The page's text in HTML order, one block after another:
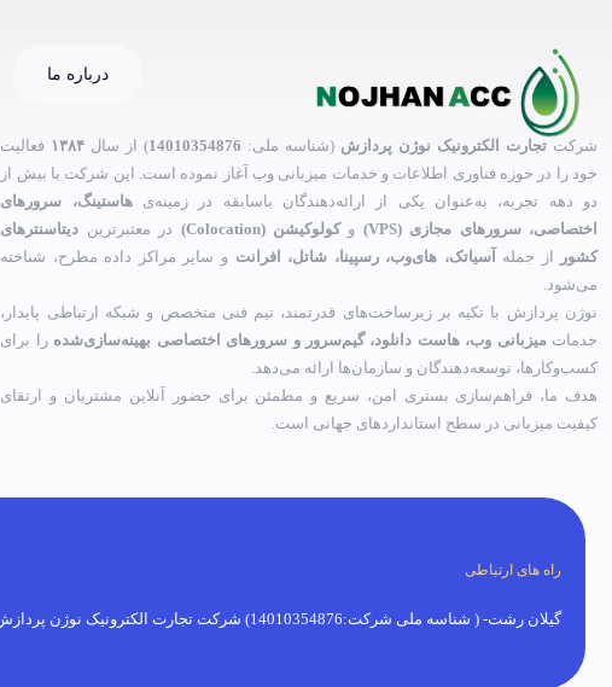
درباره ما
شرکت تجارت الکترونیک نوژن پردازش (شناسه ملی: 14010354876) از سال ۱۳۸۴ فعالیت
خود را در حوزه فناوری اطلاعات و خدمات میزبانی وب آغاز نموده است. این شرکت با بیش از
دو دهه تجربه، به‌عنوان یکی از ارائه‌دهندگان باسابقه در زمینه‌یهاستینگ، سرورهای
اختصاصی، سرورهای مجازی (VPS)
وکولوکیشن (Colocation) در معتبرترین دیتاسنترهای
کشور
از جمله آسیاتک، های‌وب، رسپینا، شاتل، افرانت و سایر مراکز داده مطرح، شناخته
می‌شود.
نوژن پردازش با تکیه بر زیرساخت‌های قدرتمند، تیم فنی متخصص و شبکه ارتباطی پایدار،
خدماتمیزبانی وب، هاست دانلود، گیم‌سرور و سرورهای اختصاصی بهینه‌سازی‌شده را برای
کسب‌وکارها، توسعه‌دهندگان و سازمان‌ها ارائه می‌دهد.
هدف ما، فراهم‌سازی بستری امن، سریع و مطمئن برای حضور آنلاین مشتریان و ارتقای
کیفیت میزبانی در سطح استانداردهای جهانی است.
راه های ارتباطی
گیلان رشت- ( شناسه ملی شرکت:14010354876) شرکت تجارت الکترونیک نوژن پردازش